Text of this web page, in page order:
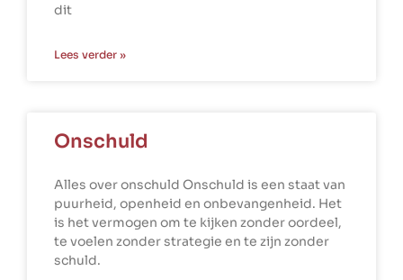
dit
Lees verder »
Onschuld
Alles over onschuld Onschuld is een staat van
puurheid, openheid en onbevangenheid. Het
is het vermogen om te kijken zonder oordeel,
te voelen zonder strategie en te zijn zonder
schuld.